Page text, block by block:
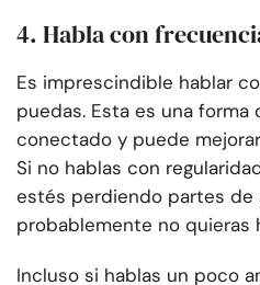
4. Habla con
Es imprescindible hablar
puedas. Esta es una forma
conectado y puede
Si no hablas con
estés perdiendo partes de
probablemente no quieras
Incluso si hablas un poco